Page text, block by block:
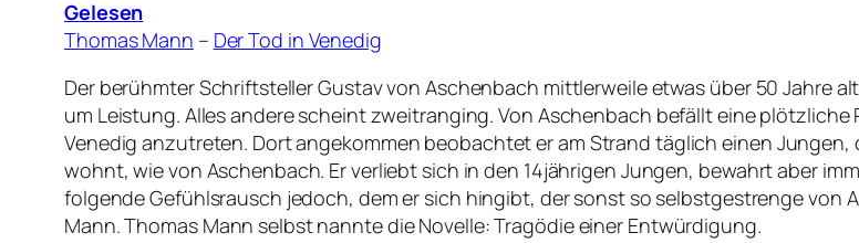
Gelesen
Thomas Mann – Der Tod in Venedig
Der berühmter Schriftsteller Gustav von Aschenbach mittlerweile etwas über 50 Jahre
um Leistung. Alles andere scheint zweitranging. Von Aschenbach befällt eine
Venedig anzutreten. Dort angekommen beobachtet er am Strand täglich einen
wohnt, wie von Aschenbach. Er verliebt sich in den 14jährigen Jungen, bewahrt aber
folgende Gefühlsrausch jedoch, dem er sich hingibt, der sonst so selbstgestrenge
Mann. Thomas Mann selbst nannte die Novelle: Tragödie einer Entwürdigung.